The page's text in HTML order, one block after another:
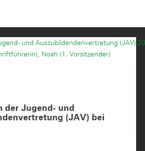
der Jugend- und
(JAV) bei